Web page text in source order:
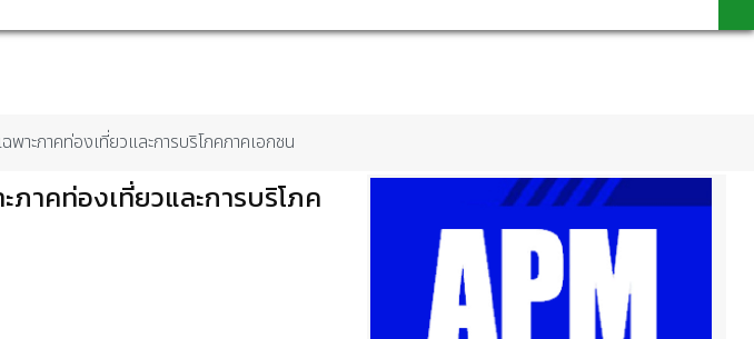
าะภาคท่องเที่ยวและการบริโภคภาคเอกชน
ภาคท่องเที่ยวและการบริโภค